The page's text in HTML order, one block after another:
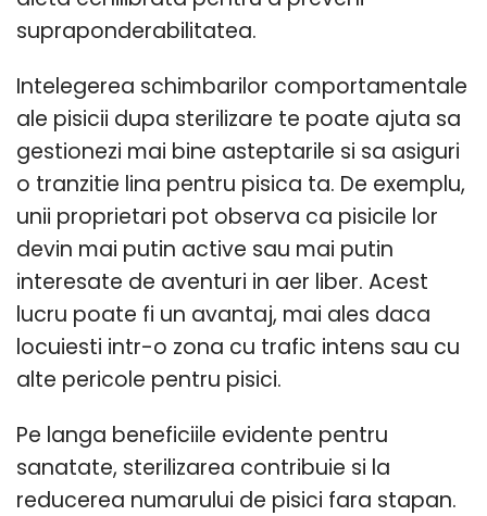
supraponderabilitatea.
Intelegerea schimbarilor comportamentale
ale pisicii dupa sterilizare te poate ajuta sa
gestionezi mai bine asteptarile si sa asiguri
o tranzitie lina pentru pisica ta. De exemplu,
unii proprietari pot observa ca pisicile lor
devin mai putin active sau mai putin
interesate de aventuri in aer liber. Acest
lucru poate fi un avantaj, mai ales daca
locuiesti intr-o zona cu trafic intens sau cu
alte pericole pentru pisici.
Pe langa beneficiile evidente pentru
sanatate, sterilizarea contribuie si la
reducerea numarului de pisici fara stapan.